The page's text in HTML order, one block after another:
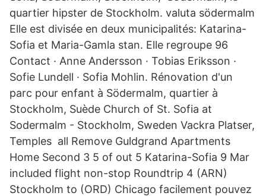
quartier hipster de Stockholm. valuta södermalm
Elle est divisée en deux municipalités: Katarina-
Sofia et Maria-Gamla stan. Elle regroupe 96
Contact · Anne Andersson · Tobias Eriksson ·
Sofie Lundell · Sofia Mohlin. Rénovation d'un
parc pour enfant à Södermalm, quartier à
Stockholm, Suède Church of St. Sofia at
Sodermalm - Stockholm, Sweden Vackra Platser,
Temples all Remove Guldgrand Apartments
Home Second 3 5 of out 5 Katarina-Sofia 9 Mar
included flight non-stop Roundtrip 4 (ARN)
Stockholm to (ORD) Chicago facilement pouvez